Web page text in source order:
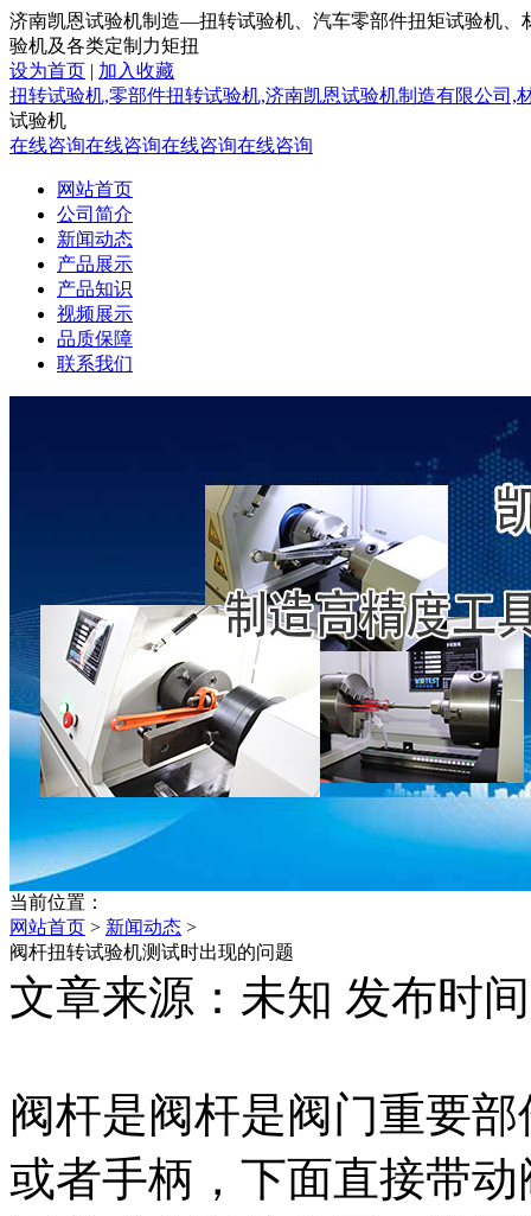
济南凯恩试验机制造—扭转试验机、汽车零部件扭矩试验机
验机及各类定制力矩扭
设为首页 | 加入收藏
扭转试验机,零部件扭转试验机,济南凯恩试验机制造有限公司,
试验机
在线咨询在线咨询在线咨询在线咨询
网站首页
公司简介
新闻动态
产品展示
产品知识
视频展示
品质保障
联系我们
当前位置：
网站首页 > 新闻动态 >
阀杆扭转试验机测试时出现的问题
文章来源：未知 发布时
阀杆是阀杆是阀门重要
或者手柄，下面直接带